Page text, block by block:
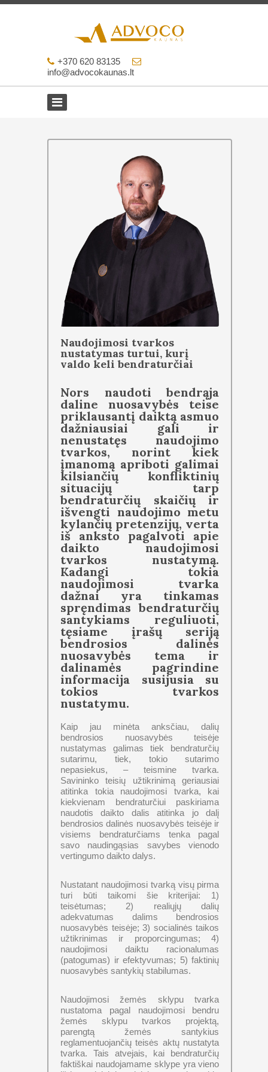
+370 620 83135
info@advocokaunas.lt
Naudojimosi tvarkos
nustatymas turtui, kurį
valdo keli bendraturčiai
Nors naudoti bendrąja
daline nuosavybės teise
priklausantį daiktą asmuo
dažniausiai gali ir
nenustatęs naudojimo
tvarkos, norint kiek
įmanomą apriboti galimai
kilsiančių konfliktinių
situacijų tarp
bendraturčių skaičių ir
išvengti naudojimo metu
kylančių pretenzijų, verta
iš anksto pagalvoti apie
daikto naudojimosi
tvarkos nustatymą.
Kadangi tokia
naudojimosi tvarka
dažnai yra tinkamas
spręndimas bendraturčių
santykiams reguliuoti,
tęsiame įrašų seriją
bendrosios dalinės
nuosavybės tema ir
dalinamės pagrindine
informacija susijusia su
tokios tvarkos
nustatymu.
Kaip jau minėta anksčiau, dalių
bendrosios nuosavybės teisėje
nustatymas galimas tiek bendraturčių
sutarimu, tiek, tokio sutarimo
nepasiekus, – teismine tvarka.
Savininko teisių užtikrinimą geriausiai
atitinka tokia naudojimosi tvarka, kai
kiekvienam bendraturčiui paskiriama
naudotis daikto dalis atitinka jo dalį
bendrosios dalinės nuosavybės teisėje ir
visiems bendraturčiams tenka pagal
savo naudingąsias savybes vienodo
vertingumo daikto dalys.
Nustatant naudojimosi tvarką visų pirma
turi būti taikomi šie kriterijai: 1)
teisėtumas; 2) realiųjų dalių
adekvatumas dalims bendrosios
nuosavybės teisėje; 3) socialinės taikos
užtikrinimas ir proporcingumas; 4)
naudojimosi daiktu racionalumas
(patogumas) ir efektyvumas; 5) faktinių
nuosavybės santykių stabilumas.
Naudojimosi žemės sklypu tvarka
nustatoma pagal naudojimosi bendru
žemės sklypu tvarkos projektą,
parengtą žemės santykius
reglamentuojančių teisės aktų nustatyta
tvarka. Tais atvejais, kai bendraturčių
faktiškai naudojamame sklype yra vieno